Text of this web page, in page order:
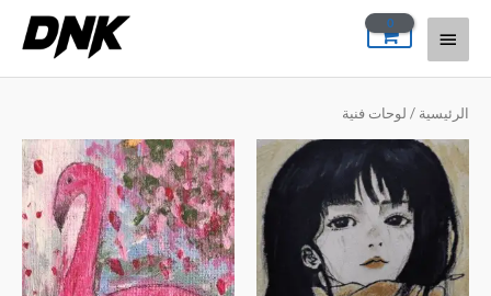
المحتوى
القائمة
الرئيسية
الرئيسية / لوحات فنية
نطاق
السعر:
من
⁦$ 5.00⁩
خلال
⁦$ 50.00⁩